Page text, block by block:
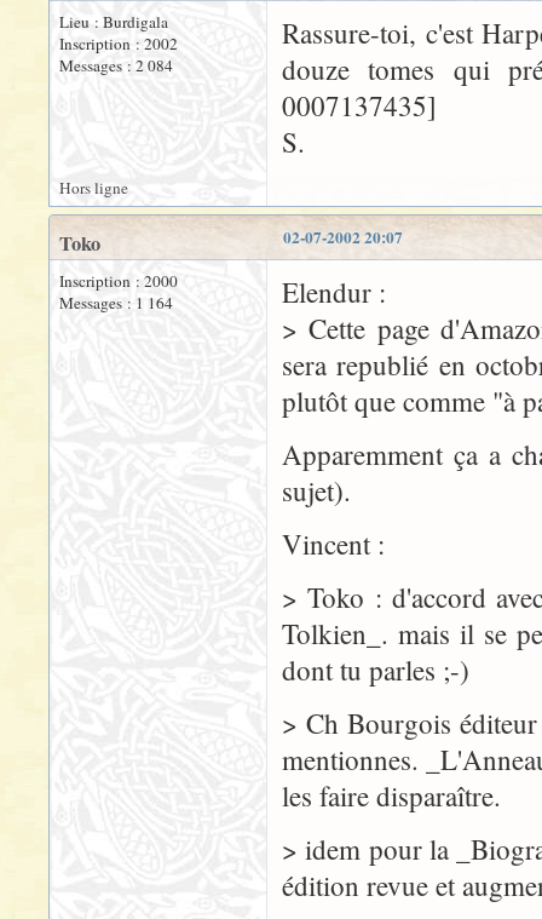
Lieu : Burdigala
Inscription : 2002
Messages : 2 084
Rassure-toi, c'est
douze tomes qui
0007137435]
S.
Hors ligne
02-07-2002 20:07
Toko
Inscription : 2000
Messages : 1 164
Elendur :
> Cette page
sera republié en
plutôt que comme "à
Apparemment ça a
sujet).
Vincent :
> Toko : d'accord
Tolkien_. mais il se
dont tu parles ;-)
> Ch Bourgois
mentionnes.
les faire disparaître.
> idem pour la
édition revue et